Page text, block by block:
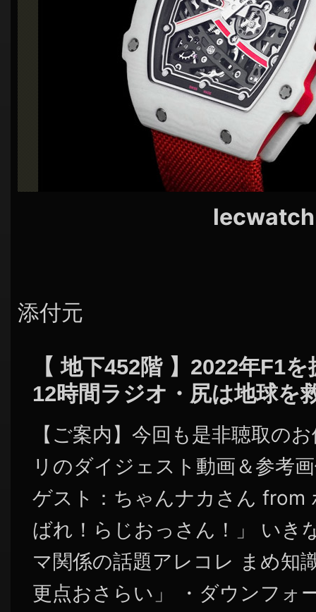
lecwatch
添付元
【 地下452階 】2022年F1
12時間ラジオ・尻は地球を
【ご案内】今回も是非聴取の
リのダイジェスト動画＆参考
ゲスト：ちゃんナカさん from
ばれ！らじおっさん！」 いき
マ関係の話題アレコレ まめ知
更点おさらい」 ・ダウンフォ